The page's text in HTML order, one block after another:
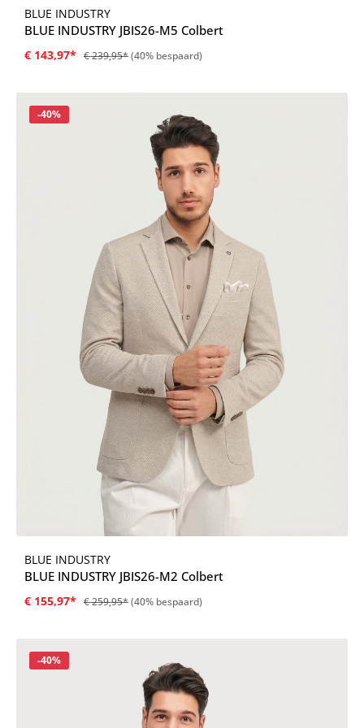
BLUE INDUSTRY
BLUE INDUSTRY JBIS26-M5 Colbert
€ 143,97* € 239,95*(40% bespaard)
Korting
-40%
BLUE INDUSTRY
BLUE INDUSTRY JBIS26-M2 Colbert
€ 155,97* € 259,95*(40% bespaard)
Korting
-40%